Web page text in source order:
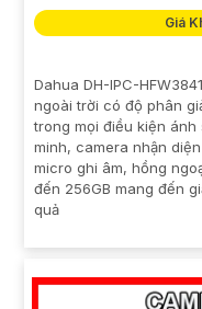
Giá
Dahua DH-IPC-
ngoài trời có độ phân
trong mọi điều kiện
minh, camera nhận
micro ghi âm, hồng
đến 256GB mang đến
quả